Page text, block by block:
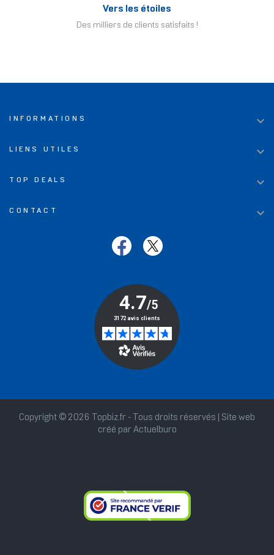
Vers les étoiles
Des milliers de clients satisfaits !
INFORMATIONS 
LIENS UTILES 
TOP DEALS 
CONTACT 
Copyright © 2026 Topbiz.fr - Tous droits réservés | Site web
créé par Actuelburo